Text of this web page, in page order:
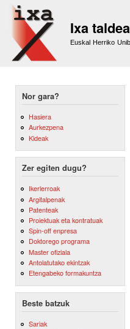
Ixa taldea
Euskal Herriko
Nor gara?
Hasiera
Aurkezpena
Kideak
Zer egiten dugu?
Ikerlerroak
Argitalpenak
Patenteak
Proiektuak eta kontratuak
Spin-off enpresa
Doktorego programa
Master ofiziala
Antolatutako ekintzak
Etengabeko formakuntza
Beste batzuk
Sariak